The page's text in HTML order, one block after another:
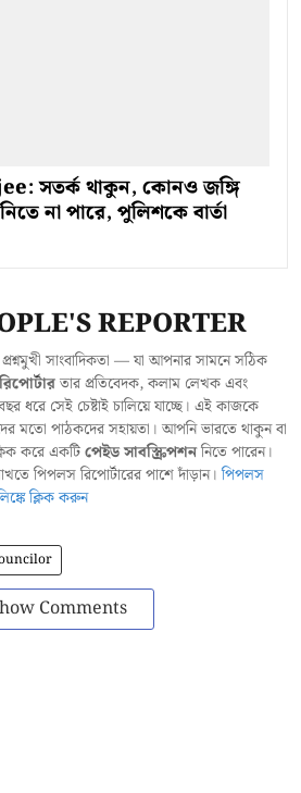
সতর্ক থাকুন, কোনও জঙ্গি
না পারে, পুলিশকে বার্তা
REPORTER
সাংবাদিকতা — যা আপনার সামনে সঠিক
তার প্রতিবেদক, কলাম লেখক এবং
ধরে সেই চেষ্টাই চালিয়ে যাচ্ছে। এই কাজকে
মতো পাঠকদের সহায়তা। আপনি ভারতে থাকুন বা
করে একটিপেইড সাবস্ক্রিপশননিতে পারেন।
পিপলস রিপোর্টারের পাশে দাঁড়ান।পিপলস
ক্লিক করুন
Comments